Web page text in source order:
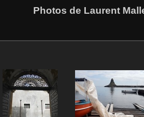
Photos de Laurent